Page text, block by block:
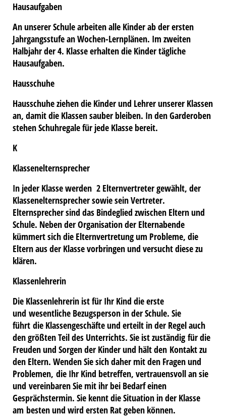
Hausaufgaben
An unserer Schule arbeiten alle Kinder ab der ersten
Jahrgangsstufe an Wochen-Lernplänen. Im zweiten
Halbjahr der 4. Klasse erhalten die Kinder tägliche
Hausaufgaben.
Hausschuhe
Hausschuhe ziehen die Kinder und Lehrer unserer Klassen
an, damit die Klassen sauber bleiben. In den Garderoben
stehen Schuhregale für jede Klasse bereit.
K
Klassenelternsprecher
In jeder Klasse werden 2 Elternvertreter gewählt, der
Klassenelternsprecher sowie sein Vertreter.
Elternsprecher sind das Bindeglied zwischen Eltern und
Schule. Neben der Organisation der Elternabende
kümmert sich die Elternvertretung um Probleme, die
Eltern aus der Klasse vorbringen und versucht diese zu
klären.
Klassenlehrerin
Die Klassenlehrerin ist für Ihr Kind die erste
und wesentliche Bezugsperson in der Schule. Sie
führt die Klassengeschäfte und erteilt in der Regel auch
den größten Teil des Unterrichts. Sie ist zuständig für die
Freuden und Sorgen der Kinder und hält den Kontakt zu
den Eltern. Wenden Sie sich daher mit den Fragen und
Problemen, die Ihr Kind betreffen, vertrauensvoll an sie
und vereinbaren Sie mit ihr bei Bedarf einen
Gesprächstermin. Sie kennt die Situation in der Klasse
am besten und wird ersten Rat geben können.